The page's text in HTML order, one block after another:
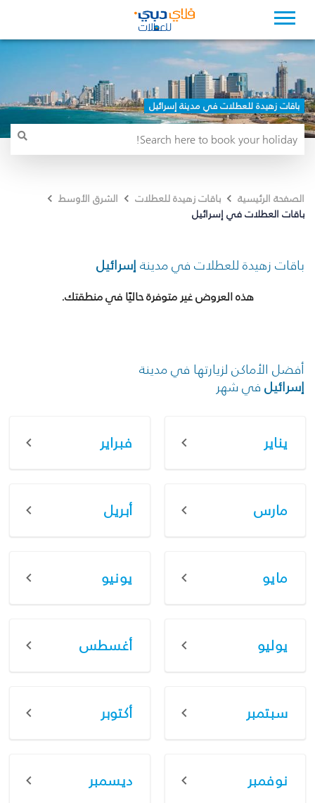
باقات زهيدة للعطلات في مدينة إسرائيل
الصفحة الرئيسية باقات زهيدة للعطلات
الشرق الأوسط
باقات العطلات في إسرائيل
باقات زهيدة للعطلات في مدينة إسرائيل
هذه العروض غير متوفرة حاليًا في منطقتك.
أفضل الأماكن لزيارتها في مدينة
إسرائيل في شهر
يناير فبراير
مارس أبريل
مايو يونيو
يوليو أغسطس
سبتمبر أكتوبر
نوفمبر ديسمبر